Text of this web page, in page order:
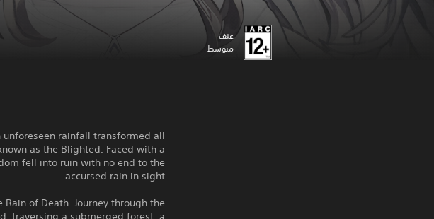
عنف
متوسط
unforeseen rainfall transformed all
as the Blighted. Faced with a
fell into ruin with no end to the
accursed rain in sight.
of Death. Journey through the
traversing a submerged forest, a